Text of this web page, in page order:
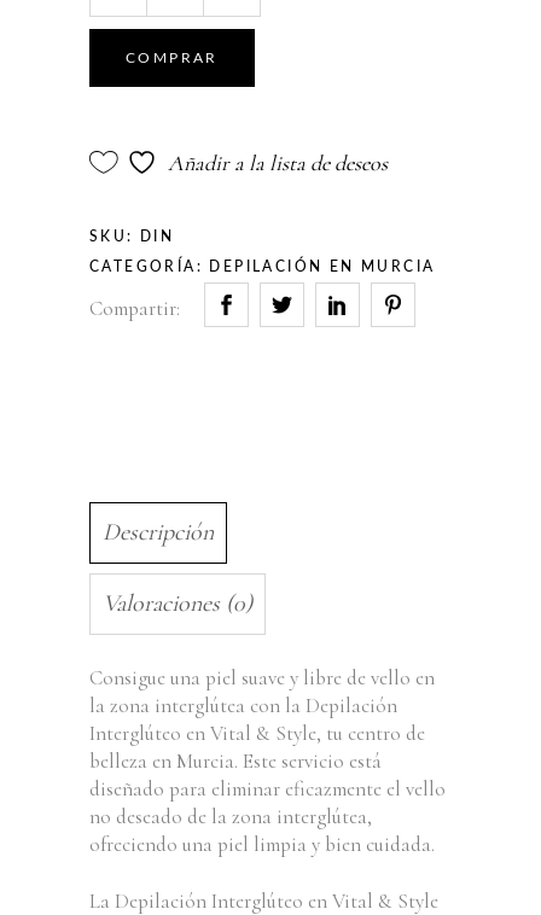
Interglúteo
quantity
COMPRAR
Añadir a la lista de deseos
SKU: DIN
CATEGORÍA: DEPILACIÓN EN MURCIA
Compartir:
Descripción
Valoraciones (0)
Consigue una piel suave y libre de vello en
la zona interglútea con la Depilación
Interglúteo en Vital & Style, tu centro de
belleza en Murcia. Este servicio está
diseñado para eliminar eficazmente el vello
no deseado de la zona interglútea,
ofreciendo una piel limpia y bien cuidada.
La Depilación Interglúteo en Vital & Style